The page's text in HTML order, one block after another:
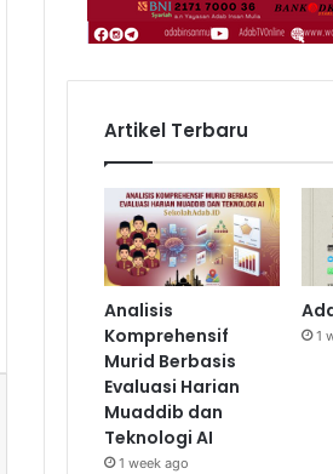
Artikel Terbaru
Analisis
Komprehensif
Murid Berbasis
Evaluasi Harian
Muaddib dan
Teknologi AI
1 week ago
1